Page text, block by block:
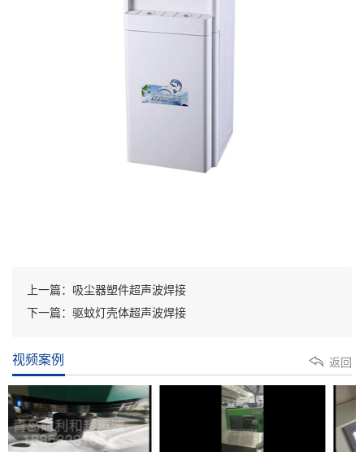
上一篇：吸尘器塑件超声波焊接
下一篇：驱蚊灯壳体超声波焊接
视频案例 返回